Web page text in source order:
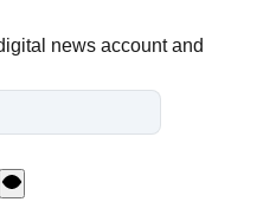
news account and